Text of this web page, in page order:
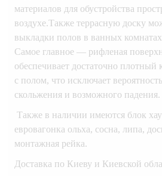
материалов для обустройства
воздухе.Также террасную доску
выкладки полов в ванных
Самое главное — рифленая
обеспечивает достаточно плотный
с полом, что исключает
скольжения и возможного падения.
Также в наличии имеются блок
евровагонка ольха, сосна, липа,
монтажная рейка.
Доставка по Киеву и Киевской